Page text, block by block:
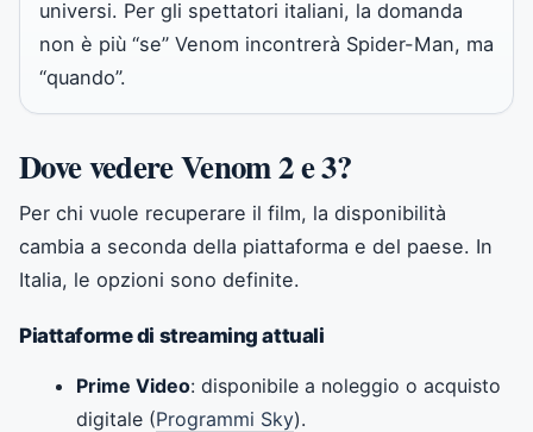
universi. Per gli spettatori italiani, la domanda
non è più “se” Venom incontrerà Spider-Man, ma
“quando”.
Dove vedere Venom 2 e 3?
Per chi vuole recuperare il film, la disponibilità
cambia a seconda della piattaforma e del paese. In
Italia, le opzioni sono definite.
Piattaforme di streaming attuali
Prime Video: disponibile a noleggio o acquisto
digitale (Programmi Sky).